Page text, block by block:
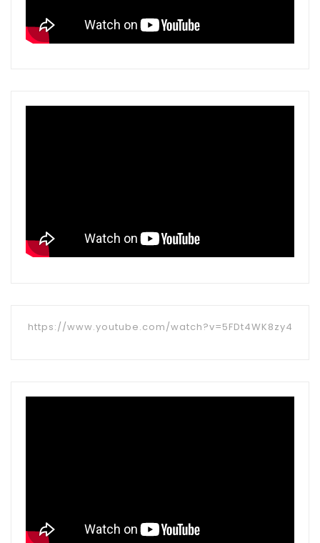
https://www.youtube.com/watch?v=5FDt4WK8zy4